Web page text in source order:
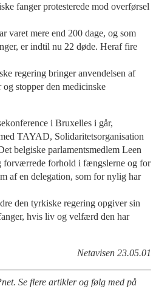
fanger protesterede mod overførsel
varet mere end 200 dage, og som
er indtil nu 22 døde. Heraf fire
regering bringer anvendelsen af
stopper den medicinske
i Bruxelles i går,
TAYAD, Solidaritetsorganisation
belgiske parlamentsmedlem Leen
forværrede forhold i fængslerne og for
af en delegation, som for nylig har
den tyrkiske regering opgiver sin
hvis liv og velfærd den har
Netavisen 23.05.01
Se flere artikler og følg med på